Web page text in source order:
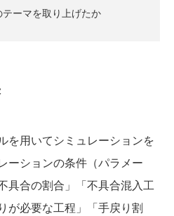
テーマを取り上げたか
を用いてシミュレーションを
ーションの条件（パラメー
具合の割合」「不具合混入工
が必要な工程」「手戻り割